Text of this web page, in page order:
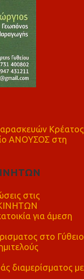
Κρέατος
ΑΝΟΥΣΟΣ στη
στις
για άμεση
στο Γύθειο
διαμερίσματος με